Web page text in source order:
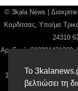
Το
βελτιώσει τη
© 3kala News |
Καρδίτσας, Υπο/μα
24310
Αρ. Γεμή: 018804431000,
Παναγιώτης
Σύνταξης: Μπαλαμπάνη